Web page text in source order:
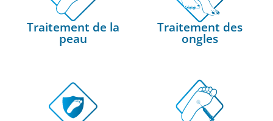
Traitement de la
peau
Traitement des
ongles